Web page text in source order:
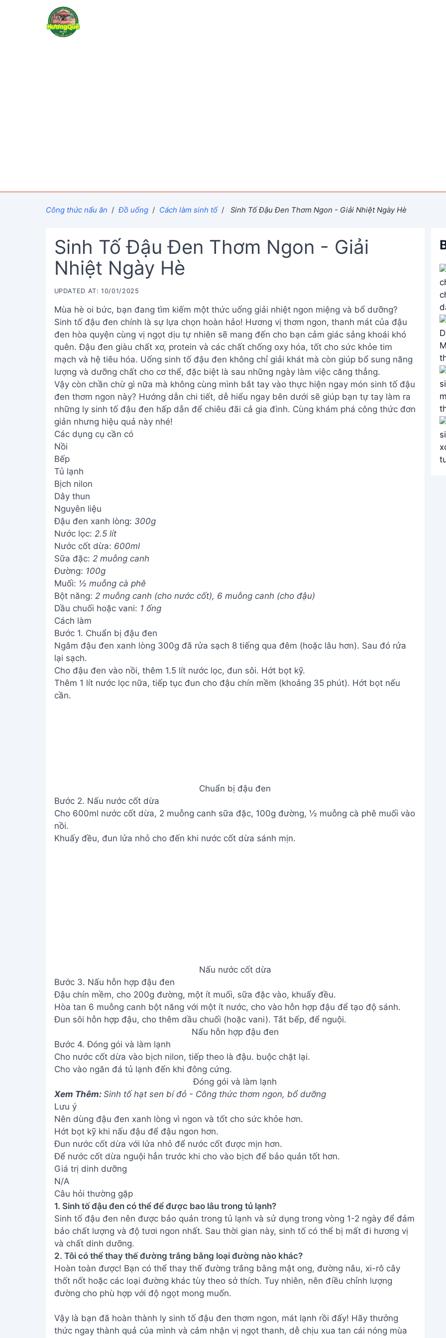
Công thức nấu ăn / Đồ uống / Cách làm sinh tố / Sinh Tố Đậu Đen Thơm Ngon - Giải Nhiệt Ngày Hè
Sinh Tố Đậu Đen Thơm Ngon - Giải
Nhiệt Ngày Hè
UPDATED AT: 10/01/2025
Mùa hè oi bức, bạn đang tìm kiếm một thức uống giải nhiệt ngon miệng và bổ dưỡng?
Sinh tố đậu đen chính là sự lựa chọn hoàn hảo! Hương vị thơm ngon, thanh mát của đậu
đen hòa quyện cùng vị ngọt dịu tự nhiên sẽ mang đến cho bạn cảm giác sảng khoái khó
quên. Đậu đen giàu chất xơ, protein và các chất chống oxy hóa, tốt cho sức khỏe tim
mạch và hệ tiêu hóa. Uống sinh tố đậu đen không chỉ giải khát mà còn giúp bổ sung năng
lượng và dưỡng chất cho cơ thể, đặc biệt là sau những ngày làm việc căng thẳng.
Vậy còn chần chừ gì nữa mà không cùng mình bắt tay vào thực hiện ngay món sinh tố đậu
đen thơm ngon này? Hướng dẫn chi tiết, dễ hiểu ngay bên dưới sẽ giúp bạn tự tay làm ra
những ly sinh tố đậu đen hấp dẫn để chiêu đãi cả gia đình. Cùng khám phá công thức đơn
giản nhưng hiệu quả này nhé!
Các dụng cụ cần có
Nồi
Bếp
Tủ lạnh
Bịch nilon
Dây thun
Nguyên liệu
Đậu đen xanh lòng: 300g
Nước lọc: 2.5 lít
Nước cốt dừa: 600ml
Sữa đặc: 2 muỗng canh
Đường: 100g
Muối: ½ muỗng cà phê
Bột năng: 2 muỗng canh (cho nước cốt), 6 muỗng canh (cho đậu)
Dầu chuối hoặc vani: 1 ống
Cách làm
Bước 1. Chuẩn bị đậu đen
Ngâm đậu đen xanh lòng 300g đã rửa sạch 8 tiếng qua đêm (hoặc lâu hơn). Sau đó rửa
lại sạch.
Cho đậu đen vào nồi, thêm 1.5 lít nước lọc, đun sôi. Hớt bọt kỹ.
Thêm 1 lít nước lọc nữa, tiếp tục đun cho đậu chín mềm (khoảng 35 phút). Hớt bọt nếu
cần.
Chuẩn bị đậu đen
Bước 2. Nấu nước cốt dừa
Cho 600ml nước cốt dừa, 2 muỗng canh sữa đặc, 100g đường, ½ muỗng cà phê muối vào
nồi.
Khuấy đều, đun lửa nhỏ cho đến khi nước cốt dừa sánh mịn.
Nấu nước cốt dừa
Bước 3. Nấu hỗn hợp đậu đen
Đậu chín mềm, cho 200g đường, một ít muối, sữa đặc vào, khuấy đều.
Hòa tan 6 muỗng canh bột năng với một ít nước, cho vào hỗn hợp đậu để tạo độ sánh.
Đun sôi hỗn hợp đậu, cho thêm dầu chuối (hoặc vani). Tắt bếp, để nguội.
Nấu hỗn hợp đậu đen
Bước 4. Đóng gói và làm lạnh
Cho nước cốt dừa vào bịch nilon, tiếp theo là đậu. buộc chặt lại.
Cho vào ngăn đá tủ lạnh đến khi đông cứng.
Đóng gói và làm lạnh
Xem Thêm: Sinh tố hạt sen bí đỏ - Công thức thơm ngon, bổ dưỡng
Lưu ý
Nên dùng đậu đen xanh lòng vì ngon và tốt cho sức khỏe hơn.
Hớt bọt kỹ khi nấu đậu để đậu ngon hơn.
Đun nước cốt dừa với lửa nhỏ để nước cốt được mịn hơn.
Để nước cốt dừa nguội hẳn trước khi cho vào bịch để bảo quản tốt hơn.
Giá trị dinh dưỡng
N/A
Câu hỏi thường gặp
1. Sinh tố đậu đen có thể để được bao lâu trong tủ lạnh?
Sinh tố đậu đen nên được bảo quản trong tủ lạnh và sử dụng trong vòng 1-2 ngày để đảm
bảo chất lượng và độ tươi ngon nhất. Sau thời gian này, sinh tố có thể bị mất đi hương vị
và chất dinh dưỡng.
2. Tôi có thể thay thế đường trắng bằng loại đường nào khác?
Hoàn toàn được! Bạn có thể thay thế đường trắng bằng mật ong, đường nâu, xi-rô cây
thốt nốt hoặc các loại đường khác tùy theo sở thích. Tuy nhiên, nên điều chỉnh lượng
đường cho phù hợp với độ ngọt mong muốn.
Vậy là bạn đã hoàn thành ly sinh tố đậu đen thơm ngon, mát lạnh rồi đấy! Hãy thưởng
thức ngay thành quả của mình và cảm nhận vị ngọt thanh, dễ chịu xua tan cái nóng mùa